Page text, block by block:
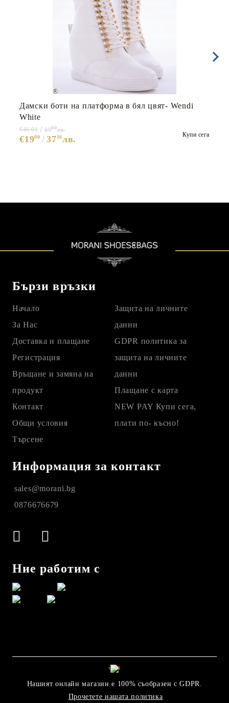
Дамски боти на платформа в бял цвят- Wendi
White
€1900 3716лв.
€46.01 8999лв.
Купи сега
Бързи връзки
Начало
За Нас
Доставка и плащане
Регистрация
Връщане и замяна на
продукт
Контакт
Общи условия
Търсене
Защита на личните
данни
GDPR политика за
защита на личните
данни
Плащане с карта
NEW PAY Купи сега,
плати по- късно!
Информация за контакт
sales@morani.bg
0876676679
Ние работим с
GDPR
Нашият онлайн магазин е 100% съобразен с GDPR.
Прочетете нашата политика